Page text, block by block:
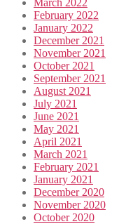
March 2022
February 2022
January 2022
December 2021
November 2021
October 2021
September 2021
August 2021
July 2021
June 2021
May 2021
April 2021
March 2021
February 2021
January 2021
December 2020
November 2020
October 2020